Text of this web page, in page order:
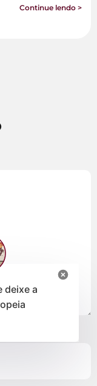
Continue lendo >
deixe a